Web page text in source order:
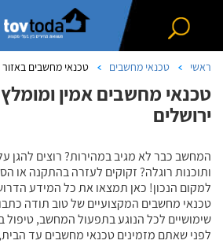
ראשי טכנאי מחשבים טכנאי מחשבים באזור
טכנאי מחשבים אמין
ירושלים
המחשב כבר לא מגיב במהירות? רוצים להגן
ותוכנות רוגלה? זקוקים לעזרה בהתקנה או
למקום הנכון! כאן תמצאו את כל המידע
טכנאי מחשבים המקצועיים של טוב תודה
שימושיים לכל הנוגע בתפעול המחשב, טיפול
לפני שאתם מזמינים טכנאי מחשבים עד